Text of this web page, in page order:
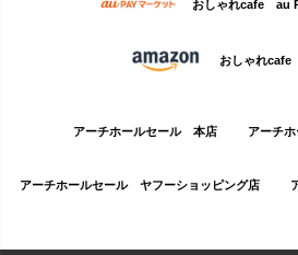
おしゃれcafe au
おしゃれ
アーチホールセール 本店 アーチ
アーチホールセール ヤフーショッピング店